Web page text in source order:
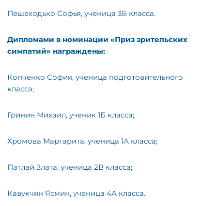
Пешеходько Софья, ученица 3Б класса.
Дипломами в номинации «Приз зрительских
симпатий» награждены:
Копченко София, ученица подготовительного
класса;
Гринин Михаил, ученик 1Б класса;
Хромова Маргарита, ученица 1А класса;
Патлай Злата, ученица 2В класса;
Кавукчян Ясмин, ученица 4А класса.